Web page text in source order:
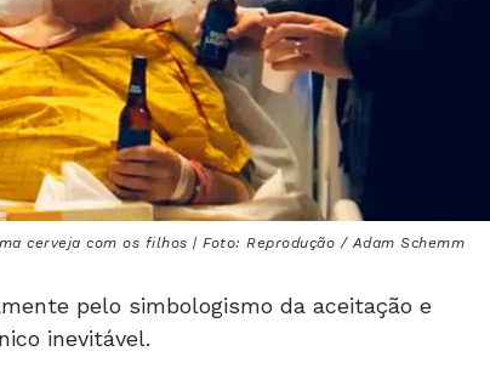
cerveja com os filhos | Foto: Reprodução / Adam Schemm
pelo simbologismo da aceitação e
inevitável.